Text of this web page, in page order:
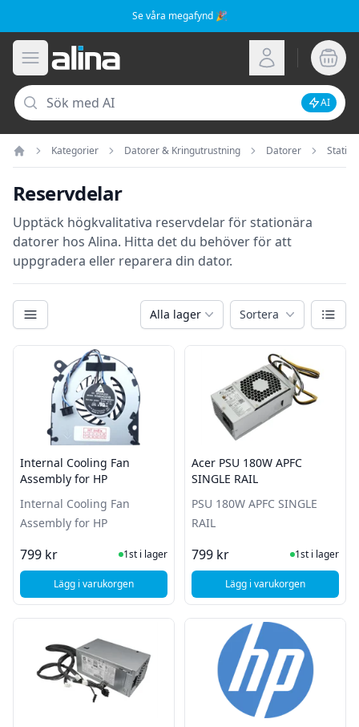
Se våra megafynd 🎉
Öppna meny
Alina.se Logga in
Sök
AI
Hem
Kategorier Datorer & Kringutrustning Datorer
Reservdelar
Upptäck högkvalitativa reservdelar för stationära
datorer hos Alina. Hitta det du behöver för att
uppgradera eller reparera din dator.
Kategorier Alla lager Sortera Växla
Filter
Produkter
Internal Cooling Fan
Assembly for HP
Internal Cooling Fan
Assembly for HP
799 kr I Lager
1st i lager
Lägg i varukorgen, Internal Cooling Fan Assembly for HP
Acer PSU 180W APFC
SINGLE RAIL
PSU 180W APFC SINGLE
RAIL
799 kr I Lager
1st i lager
Lägg i varukorgen
, Acer PSU 180W